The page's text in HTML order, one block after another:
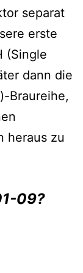
separat
erste
(Single
dann die
Braureihe,
heraus zu
09?